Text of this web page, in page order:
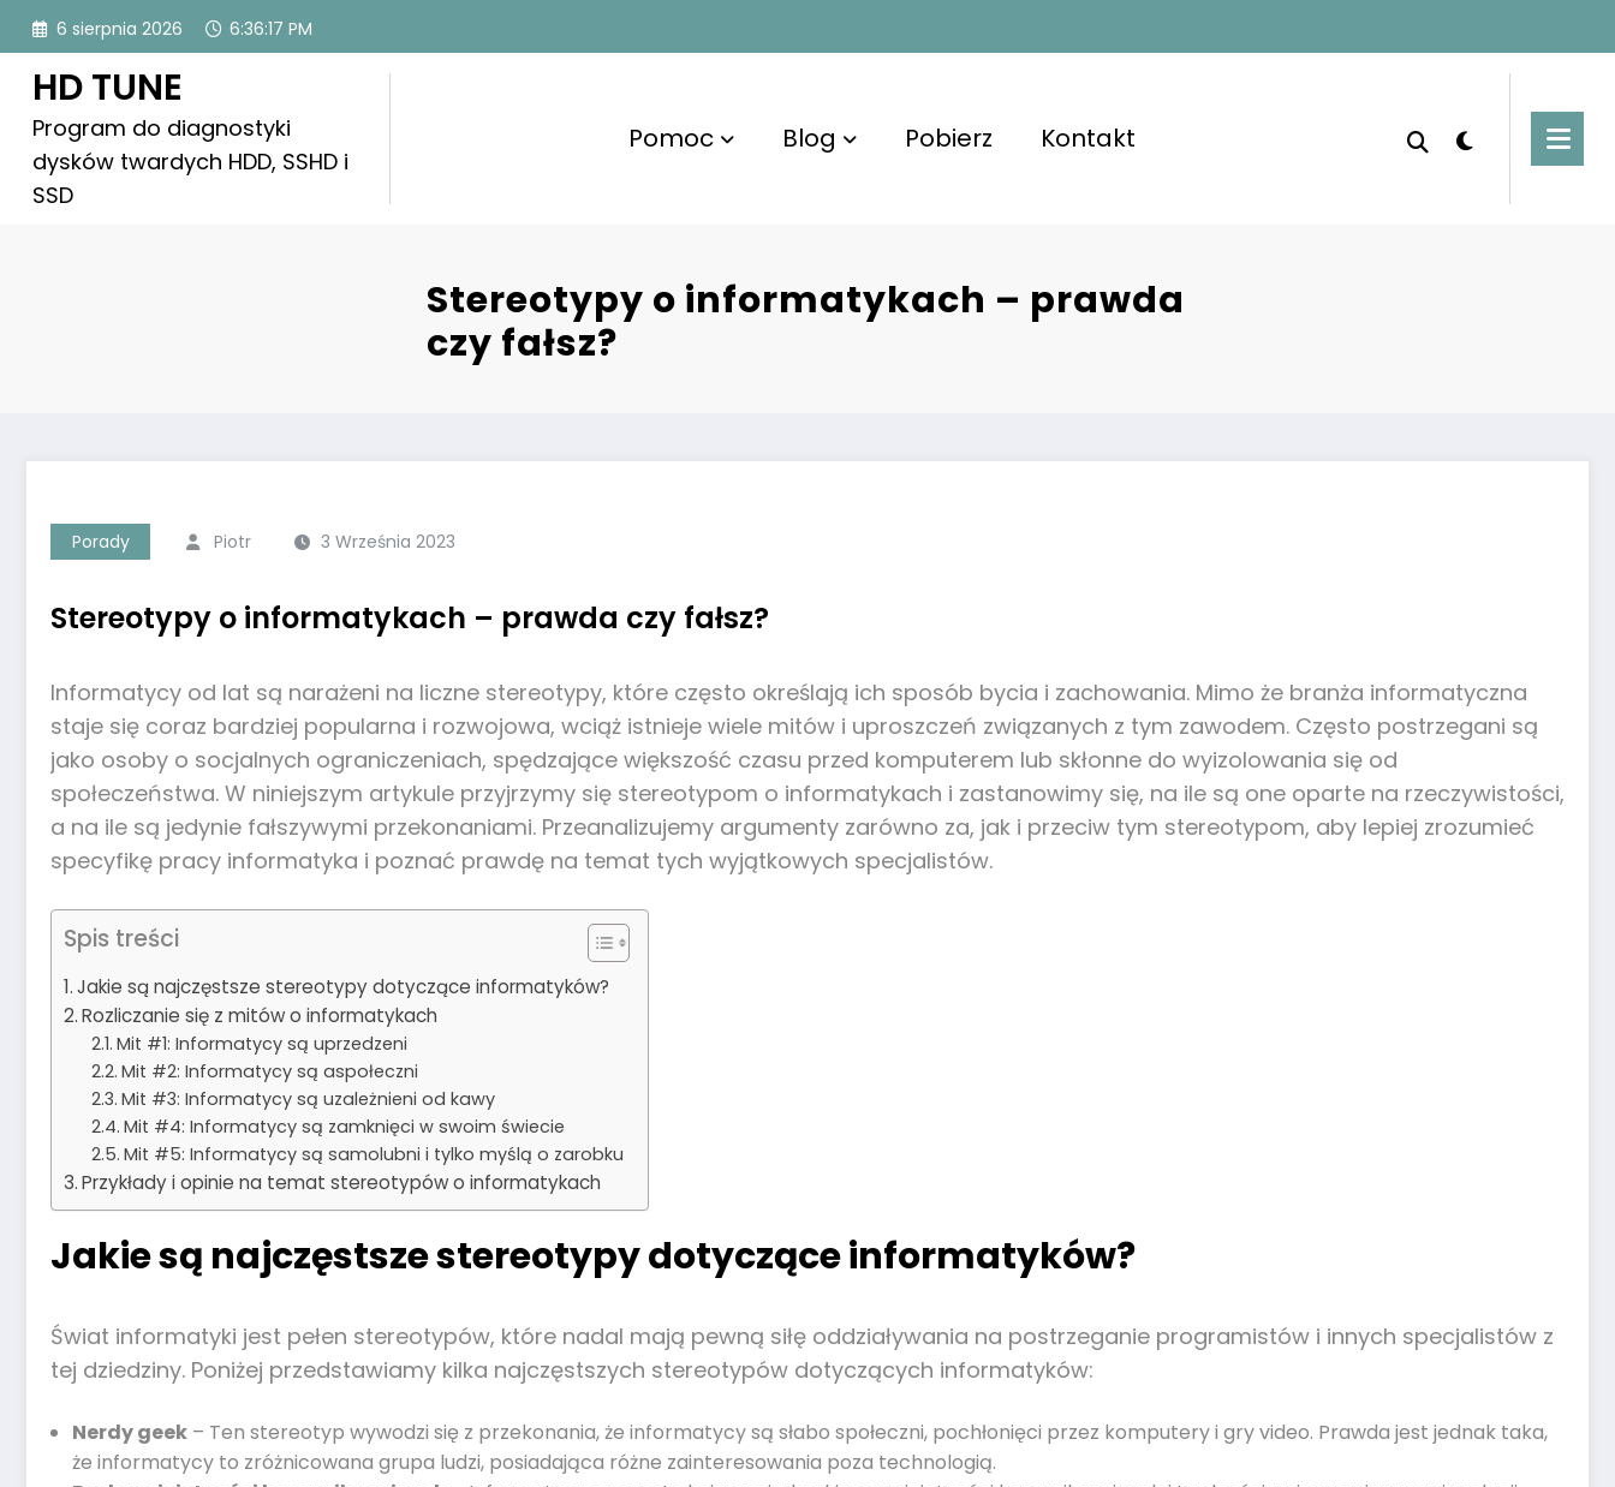
Skip
content
6 sierpnia 2026 6:36:18 PM
HD TUNE
Program do diagnostyki
dysków twardych HDD, SSHD i
SSD
Pomoc Blog Pobierz Kontakt
Stereotypy o informatykach – prawda
czy fałsz?
Porady Piotr 3 Września 2023
Stereotypy o informatykach – prawda czy fałsz?
Informatycy od lat są narażeni na liczne stereotypy, które często określają ich sposób bycia i zachowania. Mimo że branża informatyczna
staje się coraz bardziej popularna i rozwojowa, wciąż istnieje wiele mitów i uproszczeń związanych z tym zawodem. Często postrzegani są
jako osoby o socjalnych ograniczeniach, spędzające większość czasu przed komputerem lub skłonne do wyizolowania się od
społeczeństwa. W niniejszym artykule przyjrzymy się stereotypom o informatykach i zastanowimy się, na ile są one oparte na rzeczywistości,
a na ile są jedynie fałszywymi przekonaniami. Przeanalizujemy argumenty zarówno za, jak i przeciw tym stereotypom, aby lepiej zrozumieć
specyfikę pracy informatyka i poznać prawdę na temat tych wyjątkowych specjalistów.
Spis treści
Jakie są najczęstsze stereotypy dotyczące informatyków?
Rozliczanie się z mitów o informatykach
Mit #1: Informatycy są uprzedzeni
Mit #2: Informatycy są aspołeczni
Mit #3: Informatycy są uzależnieni od kawy
Mit #4: Informatycy są zamknięci w swoim świecie
Mit #5: Informatycy są samolubni i tylko myślą o zarobku
Przykłady i opinie na temat stereotypów o informatykach
Jakie są najczęstsze stereotypy dotyczące informatyków?
Świat informatyki jest pełen stereotypów, które nadal mają pewną siłę oddziaływania na postrzeganie programistów i innych specjalistów z
tej dziedziny. Poniżej przedstawiamy kilka najczęstszych stereotypów dotyczących informatyków:
Nerdy geek – Ten stereotyp wywodzi się z przekonania, że informatycy są słabo społeczni, pochłonięci przez komputery i gry video. Prawda jest jednak taka,
że informatycy to zróżnicowana grupa ludzi, posiadająca różne zainteresowania poza technologią.